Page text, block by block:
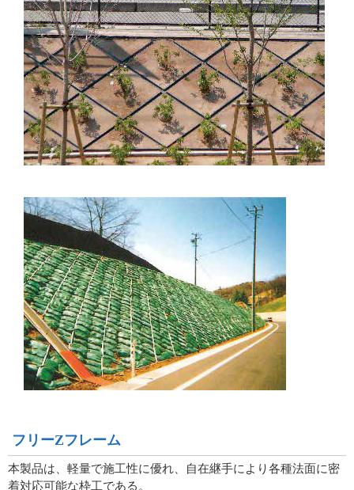
フリーZフレーム
本製品は、軽量で施工性に優れ、自在継手により各種法面に密
着対応可能な枠工である。